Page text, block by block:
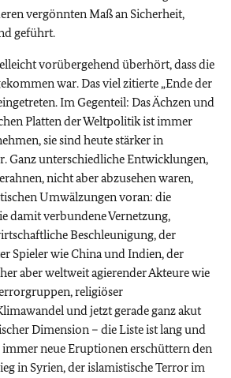
vergönnten Maß an Sicherheit,
geführt.
vorübergehend überhört, dass die
war. Das viel zitierte „Ende der
Im Gegenteil: Das Ächzen und
Platten der Weltpolitik ist immer
sie sind heute stärker in
Ganz unterschiedliche Entwicklungen,
nicht aber abzusehen waren,
Umwälzungen voran: die
damit verbundene Vernetzung,
Beschleunigung, der
Spieler wie China und Indien, der
aber weltweit agierender Akteure wie
religiöser
und jetzt gerade ganz akut
Dimension – die Liste ist lang und
neue Eruptionen erschüttern den
in Syrien, der islamistische Terror im